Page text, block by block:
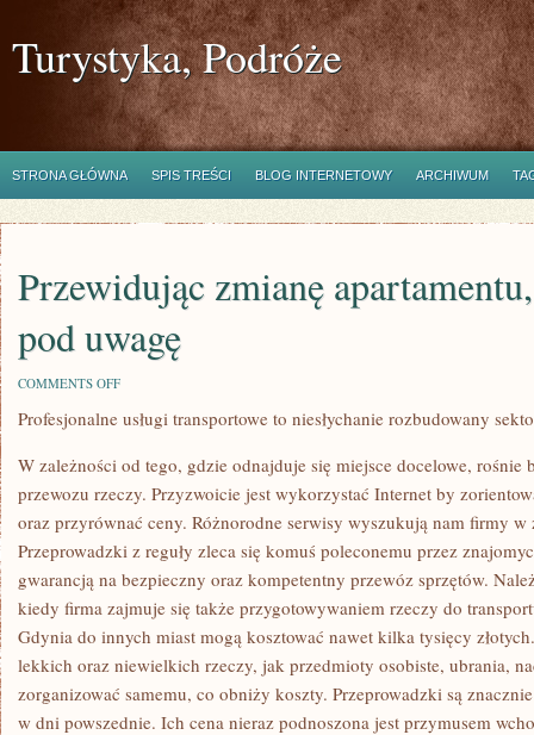
Turystyka, Podróże
STRONA GŁÓWNA SPIS TREŚCI BLOG INTERNETOWY ARCHIWUM
Przewidując zmianę
pod uwagę
COMMENTS OFFON
ZMIANĘ
WZIĄĆ
POD
UWAGĘ
Profesjonalne usługi transportowe to niesłychanie rozbudowany
W zależności od tego, gdzie odnajduje się miejsce docelowe, rośnie
przewozu rzeczy. Przyzwoicie jest wykorzystać Internet by
oraz przyrównać ceny. Różnorodne serwisy wyszukują nam firmy
Przeprowadzki z reguły zleca się komuś poleconemu przez
gwarancją na bezpieczny oraz kompetentny przewóz sprzętów.
kiedy firma zajmuje się także przygotowywaniem rzeczy do
Gdynia do innych miast mogą kosztować nawet kilka tysięcy
lekkich oraz niewielkich rzeczy, jak przedmioty osobiste, ubrania,
zorganizować samemu, co obniży koszty. Przeprowadzki są
w dni powszednie. Ich cena nieraz podnoszona jest przymusem